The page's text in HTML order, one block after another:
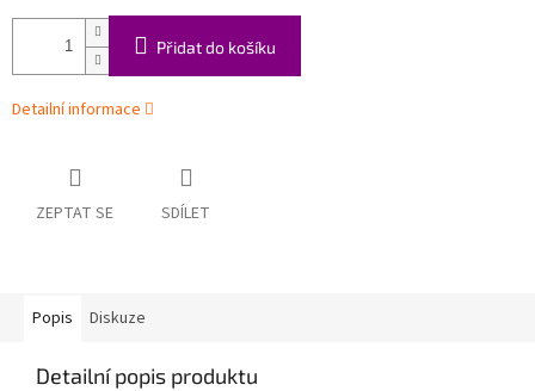
Přidat do košíku
Detailní informace
ZEPTAT SE SDÍLET
Popis Diskuze
Detailní popis produktu